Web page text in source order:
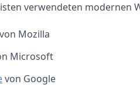
verwendeten modernen
von Mozilla
Microsoft
von Google